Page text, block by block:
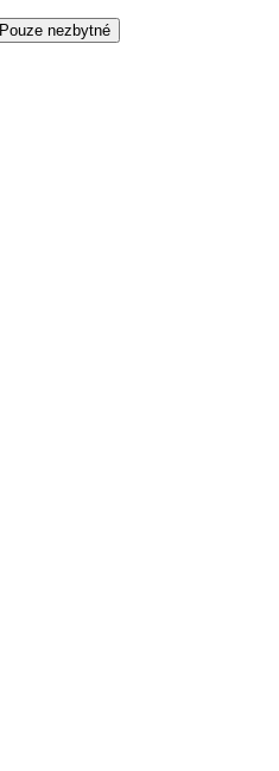
Pouze nezbytné